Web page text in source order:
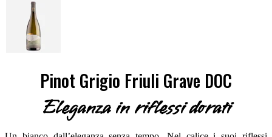
Pinot Grigio Friuli Grave DOC
Eleganza in riflessi dorati